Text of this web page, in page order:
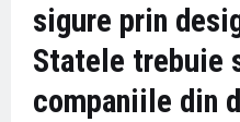
sigure prin
Statele trebuie
companiile din